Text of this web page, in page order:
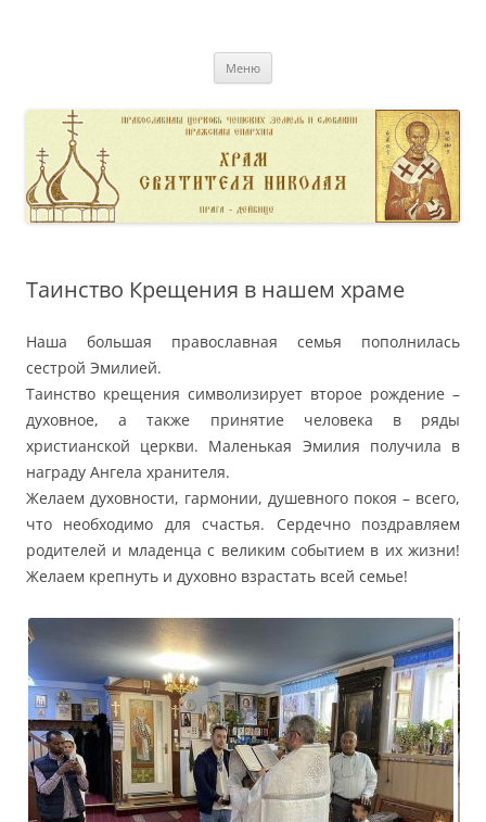
Меню
Таинство Крещения в нашем храме
Наша большая православная семья пополнилась
сестрой Эмилией.
Таинство крещения символизирует второе рождение –
духовное, а также принятие человека в ряды
христианской церкви. Маленькая Эмилия получила в
награду Ангела хранителя.
Желаем духовности, гармонии, душевного покоя – всего,
что необходимо для счастья. Сердечно поздравляем
родителей и младенца с великим событием в их жизни!
Желаем крепнуть и духовно взрастать всей семье!